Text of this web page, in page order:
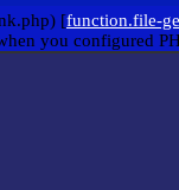
[function.file-
you configured